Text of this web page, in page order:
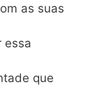
as suas
essa
que